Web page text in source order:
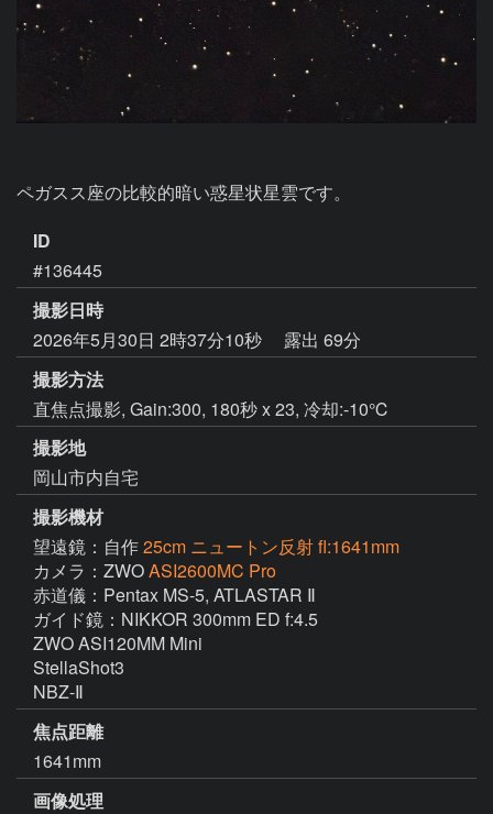
ペガスス座の比較的暗い惑星状星雲です。
ID
#136445
撮影日時
2026年5月30日 2時37分10秒
露出 69分
撮影方法
直焦点撮影, Gain:300, 180秒 x 23, 冷却:-10℃
撮影地
岡山市内自宅
撮影機材
望遠鏡：自作25cm ニュートン反射 fl:1641mm
カメラ：ZWOASI2600MC Pro
赤道儀：Pentax MS-5, ATLASTAR Ⅱ
ガイド鏡：NIKKOR 300mm ED f:4.5
ZWO ASI120MM Mini
StellaShot3
NBZ-Ⅱ
焦点距離
1641mm
画像処理